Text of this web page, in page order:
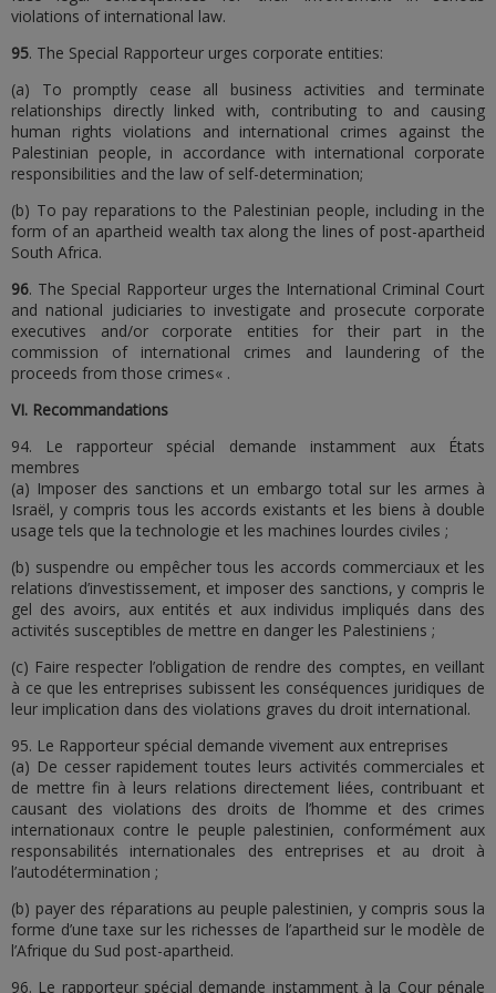
violations of international law.
95. The Special Rapporteur urges corporate entities:
(a) To promptly cease all business activities and terminate
relationships directly linked with, contributing to and causing
human rights violations and international crimes against the
Palestinian people, in accordance with international corporate
responsibilities and the law of self-determination;
(b) To pay reparations to the Palestinian people, including in the
form of an apartheid wealth tax along the lines of post-apartheid
South Africa.
96. The Special Rapporteur urges the International Criminal Court
and national judiciaries to investigate and prosecute corporate
executives and/or corporate entities for their part in the
commission of international crimes and laundering of the
proceeds from those crimes« .
VI. Recommandations
94. Le rapporteur spécial demande instamment aux États
membres
(a) Imposer des sanctions et un embargo total sur les armes à
Israël, y compris tous les accords existants et les biens à double
usage tels que la technologie et les machines lourdes civiles ;
(b) suspendre ou empêcher tous les accords commerciaux et les
relations d’investissement, et imposer des sanctions, y compris le
gel des avoirs, aux entités et aux individus impliqués dans des
activités susceptibles de mettre en danger les Palestiniens ;
(c) Faire respecter l’obligation de rendre des comptes, en veillant
à ce que les entreprises subissent les conséquences juridiques de
leur implication dans des violations graves du droit international.
95. Le Rapporteur spécial demande vivement aux entreprises
(a) De cesser rapidement toutes leurs activités commerciales et
de mettre fin à leurs relations directement liées, contribuant et
causant des violations des droits de l’homme et des crimes
internationaux contre le peuple palestinien, conformément aux
responsabilités internationales des entreprises et au droit à
l’autodétermination ;
(b) payer des réparations au peuple palestinien, y compris sous la
forme d’une taxe sur les richesses de l’apartheid sur le modèle de
l’Afrique du Sud post-apartheid.
96. Le rapporteur spécial demande instamment à la Cour pénale